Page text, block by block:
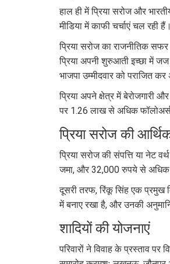
हाल ही में प्रिया सरोज और
मीडिया में काफी चर्चाएं चल रही
प्रिया सरोज का राजनीतिक
प्रिया अपनी शुरुआती इच्छा में
भाजपा उम्मीदवार को पराजित
प्रिया अपने क्षेत्र में बेरोजगारी
पर 1.26 लाख से अधिक
प्रिया सरोज की
प्रिया सरोज की संपत्ति या
जमा, और 32,000 रुपये से
दूसरी तरफ, रिंकू सिंह एक प्रमुख
में बनाए रखा है, और उनकी
शादियों की योजनाएं
परिवारों ने विवाह के प्रस्ताव